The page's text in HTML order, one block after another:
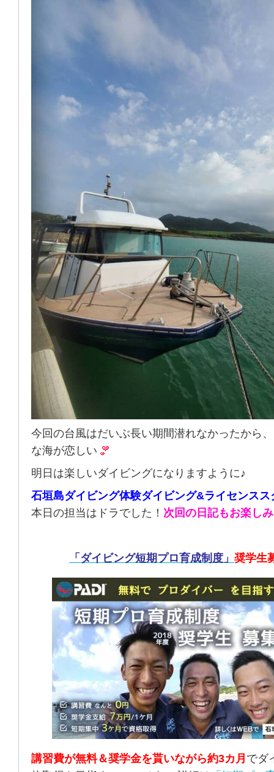
今回の台風はだいぶ長い期間潜れなかったから
な海が恋しい
明日は楽しいダイビングになりますように♪
石垣島ダイビング体験ダイビング&ライセンスス
本日の担当はドラでした！ 次回の日記もお楽し
「ダイビング短期プロ育成制度」 奨学生
講習費が無料＆奨学金を貰いながら約3カ月 でダ